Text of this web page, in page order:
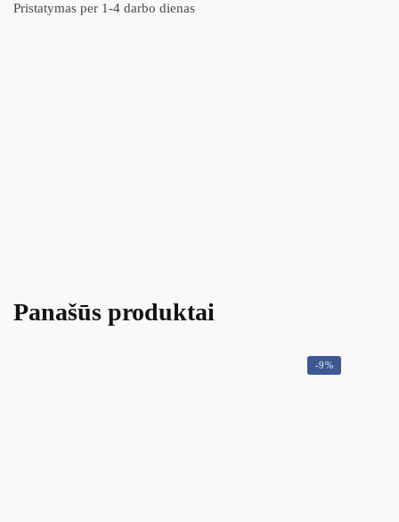
Pristatymas per 1-4 darbo dienas
Panašūs produktai
-9%